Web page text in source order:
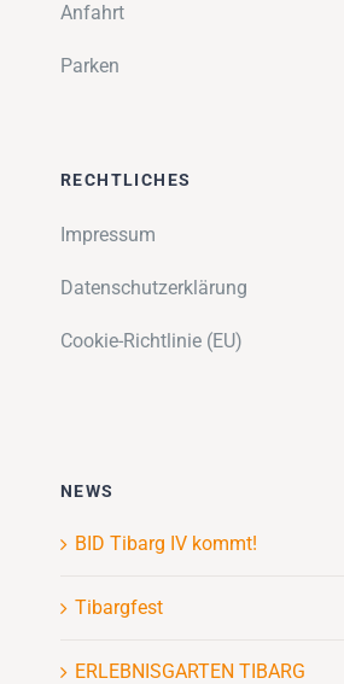
Anfahrt
Parken
RECHTLICHES
Impressum
Datenschutzerklärung
Cookie-Richtlinie (EU)
NEWS
BID Tibarg IV kommt!
Tibargfest
ERLEBNISGARTEN TIBARG